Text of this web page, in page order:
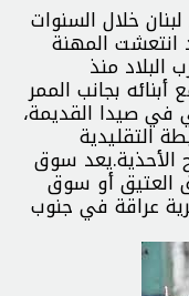
خلال السنوات
انتعشت المهنة
البلاد منذ
بجانب الممر
في صيدا القديمة،
التقليدية
سوق
العتيق أو سوق
عراقة في جنوب